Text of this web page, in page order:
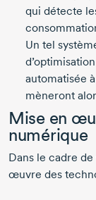
qui détecte
Un tel
automatisée
mèneront
Mise en
numérique
Dans le cadre
œuvre des